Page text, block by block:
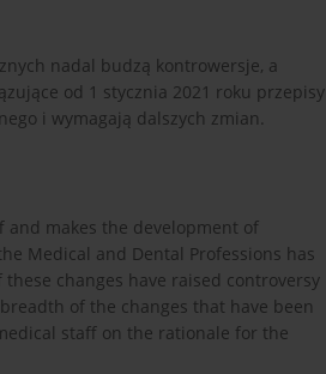
nadal budzą kontrowersje, a
od 1 stycznia 2021 roku przepisy
i wymagają dalszych zmian.
makes the development of
Medical and Dental Professions has
changes have raised controversy
of the changes that have been
staff on the rationale for the